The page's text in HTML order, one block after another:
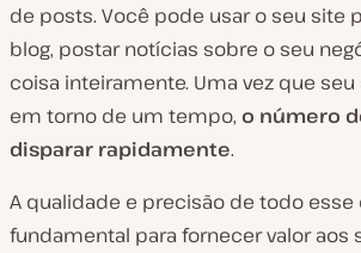
de posts. Você pode usar o seu site
blog, postar notícias sobre o seu
coisa inteiramente. Uma vez que
em torno de um tempo, o número
disparar rapidamente.
A qualidade e precisão de todo
fundamental para fornecer valor aos